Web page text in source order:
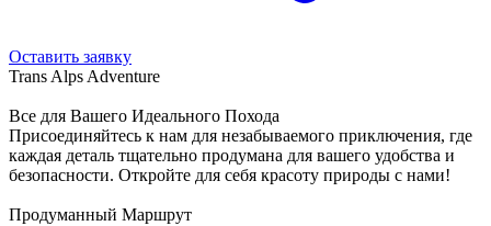
Оставить заявку
Trans Alps Adventure
Все для Вашего Идеального Похода
Присоединяйтесь к нам для незабываемого приключения, где
каждая деталь тщательно продумана для вашего удобства и
безопасности. Откройте для себя красоту природы с нами!
Продуманный Маршрут